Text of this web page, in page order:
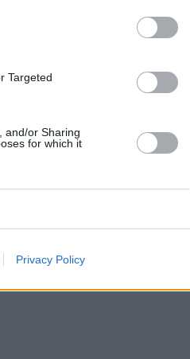
Targeted
and/or Sharing
for which it
Privacy Policy